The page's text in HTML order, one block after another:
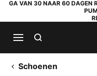
GA VAN 30 NAAR 60 DAGEN
Schoenen